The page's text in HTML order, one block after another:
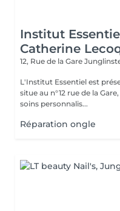
Institut
Catherine
12, Rue de la Gare
L'Institut Essentiel est
situe au n°12 rue de la Gare, dit Jong
soins personnalis...
Réparation ongle